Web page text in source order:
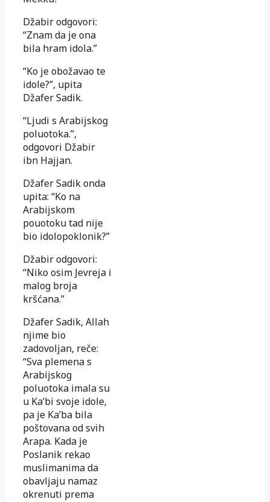
Džabir odgovori:
“Znam da je ona
bila hram idola.”
“Ko je obožavao te
idole?”, upita
Džafer Sadik.
“Ljudi s Arabijskog
poluotoka.”,
odgovori Džabir
ibn Hajjan.
Džafer Sadik onda
upita: “Ko na
Arabijskom
pouotoku tad nije
bio idolopoklonik?”
Džabir odgovori:
“Niko osim Jevreja i
malog broja
kršćana.”
Džafer Sadik, Allah
njime bio
zadovoljan, reče:
“Sva plemena s
Arabijskog
poluotoka imala su
u Ka’bi svoje idole,
pa je Ka’ba bila
poštovana od svih
Arapa. Kada je
Poslanik rekao
muslimanima da
obavljaju namaz
okrenuti prema